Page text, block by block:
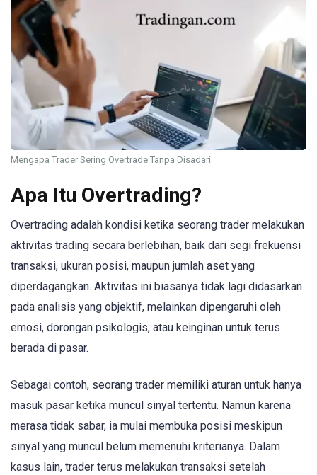
Mengapa Trader Sering Overtrade Tanpa Disadari
Apa Itu Overtrading?
Overtrading adalah kondisi ketika seorang trader melakukan
aktivitas trading secara berlebihan, baik dari segi frekuensi
transaksi, ukuran posisi, maupun jumlah aset yang
diperdagangkan. Aktivitas ini biasanya tidak lagi didasarkan
pada analisis yang objektif, melainkan dipengaruhi oleh
emosi, dorongan psikologis, atau keinginan untuk terus
berada di pasar.
Sebagai contoh, seorang trader memiliki aturan untuk hanya
masuk pasar ketika muncul sinyal tertentu. Namun karena
merasa tidak sabar, ia mulai membuka posisi meskipun
sinyal yang muncul belum memenuhi kriterianya. Dalam
kasus lain, trader terus melakukan transaksi setelah